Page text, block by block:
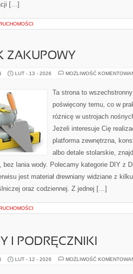
[…]
ZAKUPOWY
LUT - 13 - 2026 MOŻLIWOŚĆ
Ta strona to
poświęcony temu, co w
różnicę w ustrojach
Jeżeli interesuje Cię
platforma zewnętrzna,
albo detale stolarskie,
bez lania wody. Polecamy kategorie DIY z
jest materiał drewniany widziane z
oraz codziennej. Z jednej […]
I PODRĘCZNIKI
LUT - 12 - 2026 MOŻLIWOŚĆ